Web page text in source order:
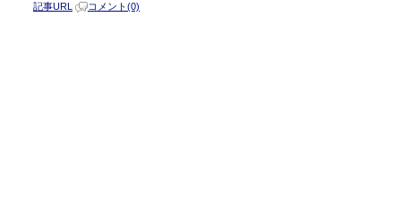
記事URL コメント(0)